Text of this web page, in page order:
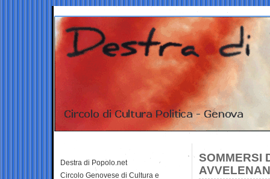
SOMMERSI
Destra di Popolo.net
Circolo Genovese di Cultura e